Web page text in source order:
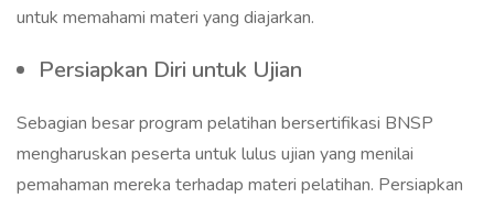
untuk memahami materi yang diajarkan.
Persiapkan Diri untuk Ujian
Sebagian besar program pelatihan bersertifikasi BNSP
mengharuskan peserta untuk lulus ujian yang menilai
pemahaman mereka terhadap materi pelatihan. Persiapkan